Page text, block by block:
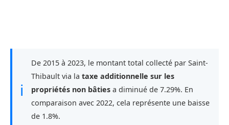
ℹ
De 2015 à 2023, le montant total collecté par Saint-
Thibault via la taxe additionnelle sur les
propriétés non bâties a diminué de 7.29%. En
comparaison avec 2022, cela représente une baisse
de 1.8%.